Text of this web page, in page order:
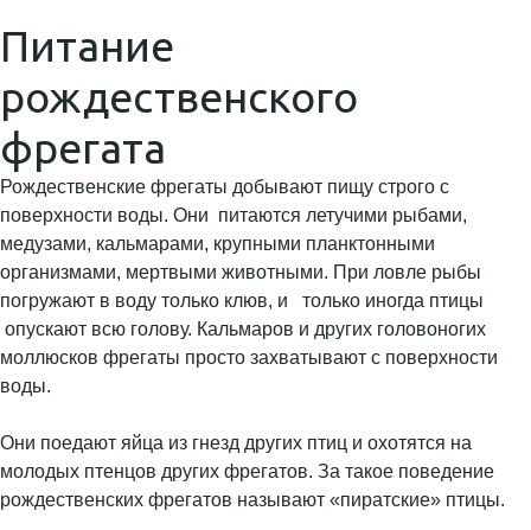
Питание
рождественского
фрегата
Рождественские фрегаты добывают пищу строго с
поверхности воды. Они питаются летучими рыбами,
медузами, кальмарами, крупными планктонными
организмами, мертвыми животными. При ловле рыбы
погружают в воду только клюв, и только иногда птицы
опускают всю голову. Кальмаров и других головоногих
моллюсков фрегаты просто захватывают с поверхности
воды.
Они поедают яйца из гнезд других птиц и охотятся на
молодых птенцов других фрегатов. За такое поведение
рождественских фрегатов называют «пиратские» птицы.